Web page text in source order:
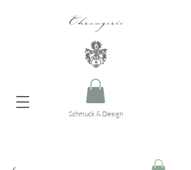
Ohrangerie
Schmuck & Design